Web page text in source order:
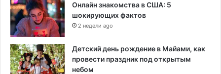
Онлайн знакомства в США: 5
шокирующих фактов
2 недели ago
Детский день рождение в Майами, как
провести праздник под открытым
небом